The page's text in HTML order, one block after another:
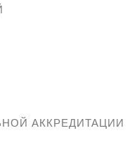
АККРЕДИТАЦИИ